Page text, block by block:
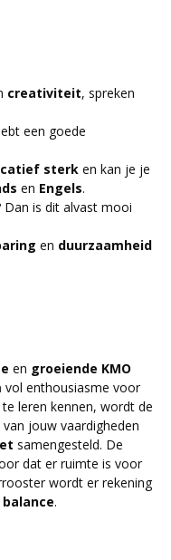
creativiteit, spreken
een goede
sterk en kan je je
en Engels.
Dan is dit alvast mooi
en duurzaamheid
en groeiende KMO
vol enthousiasme voor
leren kennen, wordt de
jouw vaardigheden
samengesteld. De
dat er ruimte is voor
wordt er rekening
.